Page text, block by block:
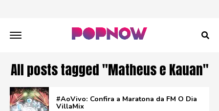
All posts tagged "Matheus e Kauan"
#AoVivo: Confira a Maratona da FM O Dia
VillaMix